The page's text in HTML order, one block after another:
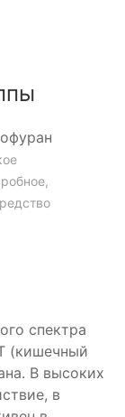
спектра
(кишечный
В высоких
в